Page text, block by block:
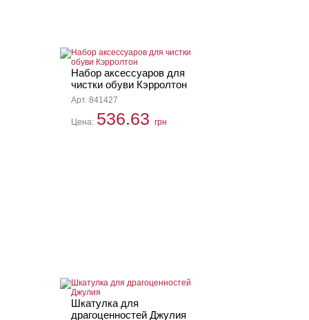
Набор аксессуаров для
чистки обуви Кэрролтон
Арт. 841427
Цена: 536.63 грн
Шкатулка для
драгоценностей Джулия